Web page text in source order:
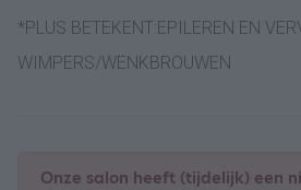
*PLUS BETEKENT:EPILEREN EN
WIMPERS/WENKBROUWEN
Onze salon heeft (tijdelijk) een